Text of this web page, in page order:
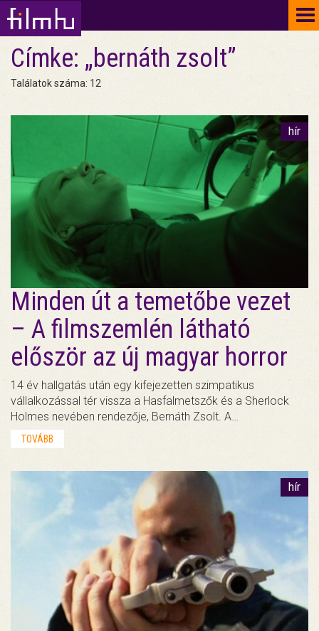
Címke: „bernáth zsolt”
Találatok száma: 12
hír
Minden út a temetőbe vezet
– A filmszemlén látható
először az új magyar horror
14 év hallgatás után egy kifejezetten szimpatikus
vállalkozással tér vissza a Hasfalmetszők és a Sherlock
Holmes nevében rendezője, Bernáth Zsolt. A…
TOVÁBB
hír